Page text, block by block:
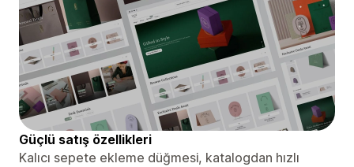
Güçlü satış özellikleri
Kalıcı sepete ekleme düğmesi, katalogdan hızlı